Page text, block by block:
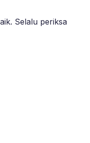
Selalu periksa